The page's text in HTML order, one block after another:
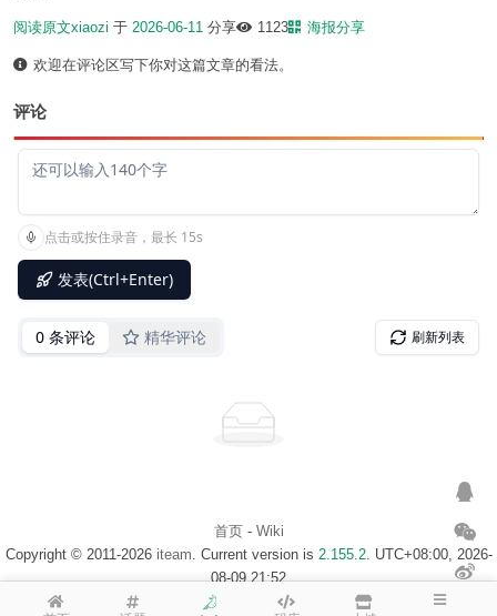
阅读原文xiaozi 于 2026-06-11 分享 1123 海报分享
欢迎在评论区写下你对这篇文章的看法。
评论
首页- Wiki
Copyright © 2011-2026 iteam. Current version is 2.155.2. UTC+08:00, 2026-
08-09 21:52
浙ICP备14020137号-1 $访客地图$